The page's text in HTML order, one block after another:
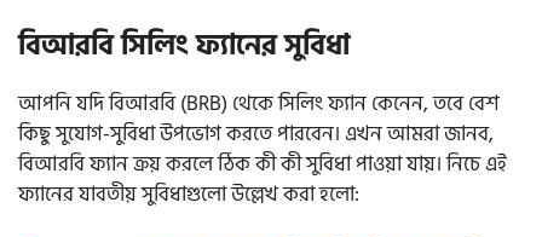
বিআরবি সিলিং ফ্যানের সুবিধা
আপনি যদি বিআরবি (BRB) থেকে সিলিং ফ্যান কেনেন, তবে বেশ
কিছু সুযোগ-সুবিধা উপভোগ করতে পারবেন। এখন আমরা জানব,
বিআরবি ফ্যান ক্রয় করলে ঠিক কী কী সুবিধা পাওয়া যায়। নিচে এই
ফ্যানের যাবতীয় সুবিধাগুলো উল্লেখ করা হলো: